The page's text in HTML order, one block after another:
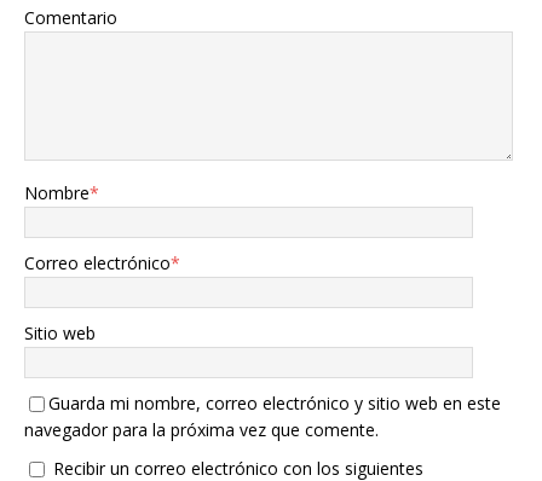
Comentario
Nombre*
Correo electrónico*
Sitio web
Guarda mi nombre, correo electrónico y sitio web en este
navegador para la próxima vez que comente.
Recibir un correo electrónico con los siguientes